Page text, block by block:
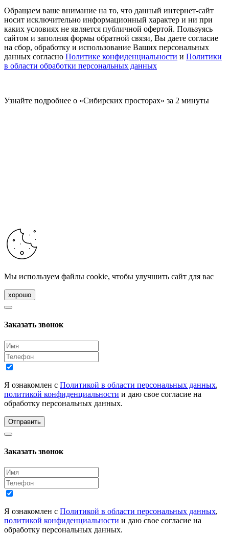
Обращаем ваше внимание на то, что данный интернет-сайт
носит исключительно информационный характер и ни при
каких условиях не является публичной офертой. Пользуясь
сайтом и заполняя формы обратной связи, Вы даете согласие
на сбор, обработку и использование Ваших персональных
данных согласно Политике конфиденциальности и Политики
в области обработки персональных данных
Узнайте подробнее о «Сибирских просторах» за 2 минуты
Мы используем файлы cookie, чтобы улучшить сайт для вас
хорошо
Заказать звонок
Я ознакомлен с Политикой в области персональных данных,
политикой конфиденциальности и даю свое согласие на
обработку персональных данных.
Отправить
Заказать звонок
Я ознакомлен с Политикой в области персональных данных,
политикой конфиденциальности и даю свое согласие на
обработку персональных данных.